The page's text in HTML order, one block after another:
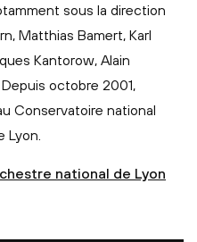
sous la direction
Matthias Bamert, Karl
Kantorow, Alain
octobre 2001,
Conservatoire national
Lyon.
national de Lyon